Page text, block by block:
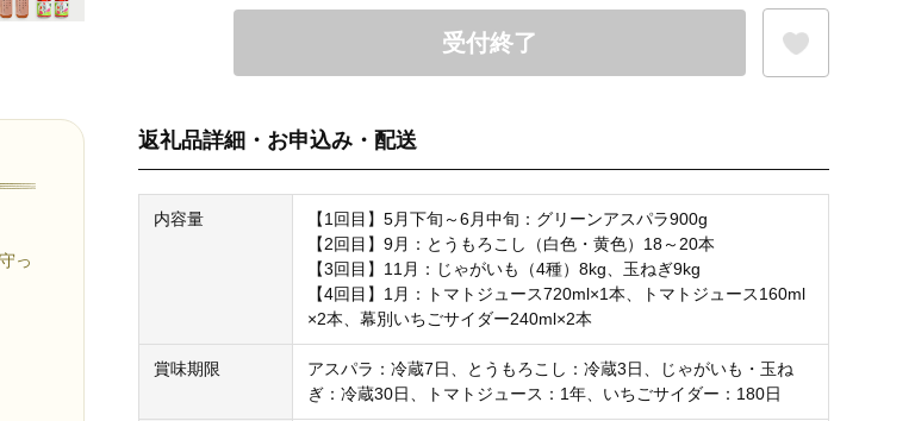
っ
受付終了
返礼品詳細・お申込み・配送
内容量
【1回目】5月下旬～6月中旬：グリーンアスパラ900g
【2回目】9月：とうもろこし（白色・黄色）18～20本
【3回目】11月：じゃがいも（4種）8kg、玉ねぎ9kg
【4回目】1月：トマトジュース720ml×1本、トマトジュース160ml
×2本、幕別いちごサイダー240ml×2本
賞味期限
アスパラ：冷蔵7日、とうもろこし：冷蔵3日、じゃがいも・玉ね
ぎ：冷蔵30日、トマトジュース：1年、いちごサイダー：180日